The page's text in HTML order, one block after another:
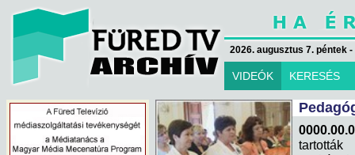
2026. augusztus 7. péntek
VIDEÓK KERESÉS
tartották